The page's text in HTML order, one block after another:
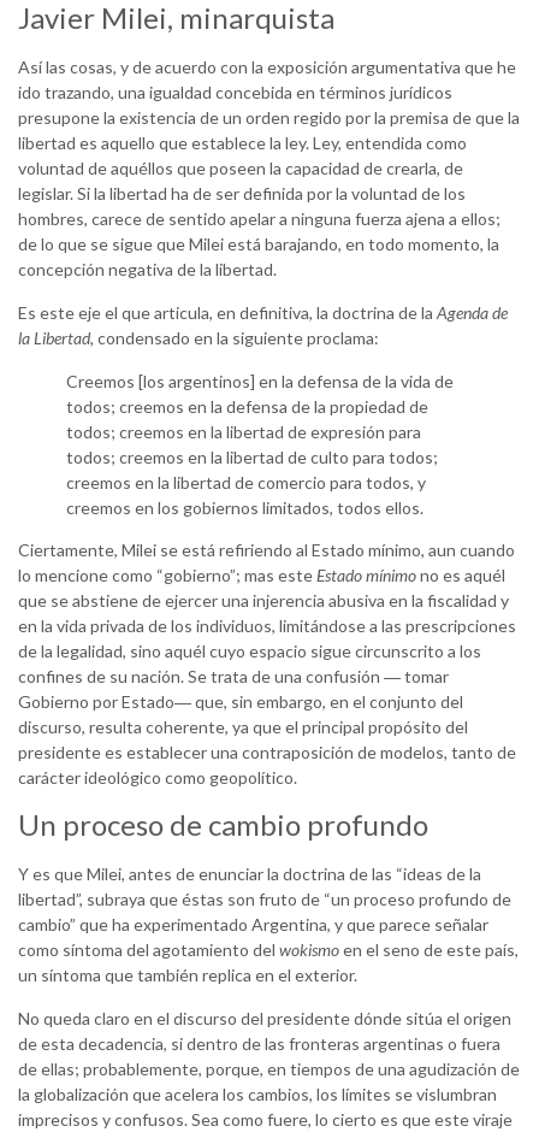
Javier Milei, minarquista
Así las cosas, y de acuerdo con la exposición argumentativa que he
ido trazando, una igualdad concebida en términos jurídicos
presupone la existencia de un orden regido por la premisa de que la
libertad es aquello que establece la ley. Ley, entendida como
voluntad de aquéllos que poseen la capacidad de crearla, de
legislar. Si la libertad ha de ser definida por la voluntad de los
hombres, carece de sentido apelar a ninguna fuerza ajena a ellos;
de lo que se sigue que Milei está barajando, en todo momento, la
concepción negativa de la libertad.
Es este eje el que articula, en definitiva, la doctrina de la Agenda de
la Libertad, condensado en la siguiente proclama:
Creemos [los argentinos] en la defensa de la vida de
todos; creemos en la defensa de la propiedad de
todos; creemos en la libertad de expresión para
todos; creemos en la libertad de culto para todos;
creemos en la libertad de comercio para todos, y
creemos en los gobiernos limitados, todos ellos.
Ciertamente, Milei se está refiriendo al Estado mínimo, aun cuando
lo mencione como “gobierno”; mas esteEstado mínimono es aquél
que se abstiene de ejercer una injerencia abusiva en la fiscalidad y
en la vida privada de los individuos, limitándose a las prescripciones
de la legalidad, sino aquél cuyo espacio sigue circunscrito a los
confines de su nación. Se trata de una confusión ― tomar
Gobierno por Estado― que, sin embargo, en el conjunto del
discurso, resulta coherente, ya que el principal propósito del
presidente es establecer una contraposición de modelos, tanto de
carácter ideológico como geopolítico.
Un proceso de cambio profundo
Y es que Milei, antes de enunciar la doctrina de las “ideas de la
libertad”, subraya que éstas son fruto de “un proceso profundo de
cambio” que ha experimentado Argentina, y que parece señalar
como síntoma del agotamiento del wokismoen el seno de este país,
un síntoma que también replica en el exterior.
No queda claro en el discurso del presidente dónde sitúa el origen
de esta decadencia, si dentro de las fronteras argentinas o fuera
de ellas; probablemente, porque, en tiempos de una agudización de
la globalización que acelera los cambios, los límites se vislumbran
imprecisos y confusos. Sea como fuere, lo cierto es que este viraje